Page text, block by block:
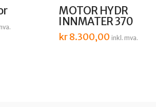
MOTOR HYDR
INNMATER 370
kr8.300,00 inkl. mva.